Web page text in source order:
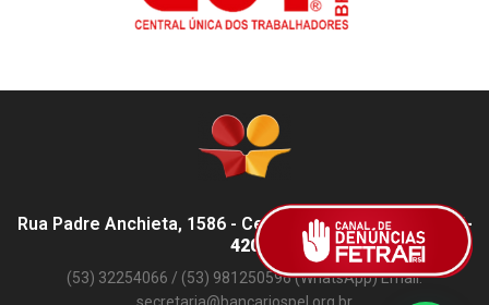
Rua Padre Anchieta, 1586 - Centro, Pelotas - RS,
96015-
420
(53) 32254066 / (53) 981250596 (WhatsApp) Email: